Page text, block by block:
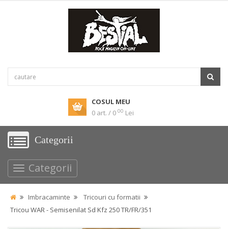
COSUL MEU
0 art. / 0 00 Lei
Categorii
Categorii
Imbracaminte
Tricouri cu formatii
Tricou WAR - Semisenilat Sd Kfz 250 TR/FR/351